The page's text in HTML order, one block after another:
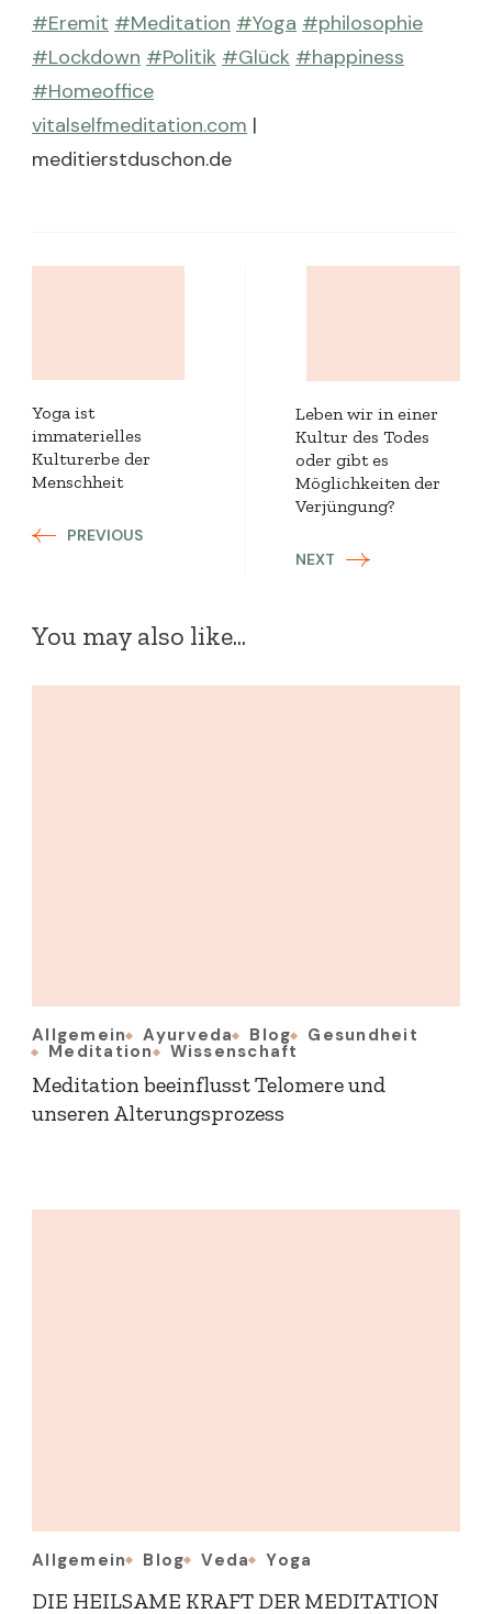
#Eremit #Meditation #Yoga #philosophie
#Lockdown #Politik #Glück #happiness
#Homeoffice
vitalselfmeditation.com |
meditierstduschon.de
Yoga ist
immaterielles
Kulturerbe der
Menschheit
PREVIOUS
Leben wir in einer
Kultur des Todes
oder gibt es
Möglichkeiten der
Verjüngung?
NEXT
You may also like...
Allgemein Ayurveda Blog Gesundheit
Meditation Wissenschaft
Meditation beeinflusst Telomere und
unseren Alterungsprozess
Allgemein Blog Veda Yoga
DIE HEILSAME KRAFT DER MEDITATION